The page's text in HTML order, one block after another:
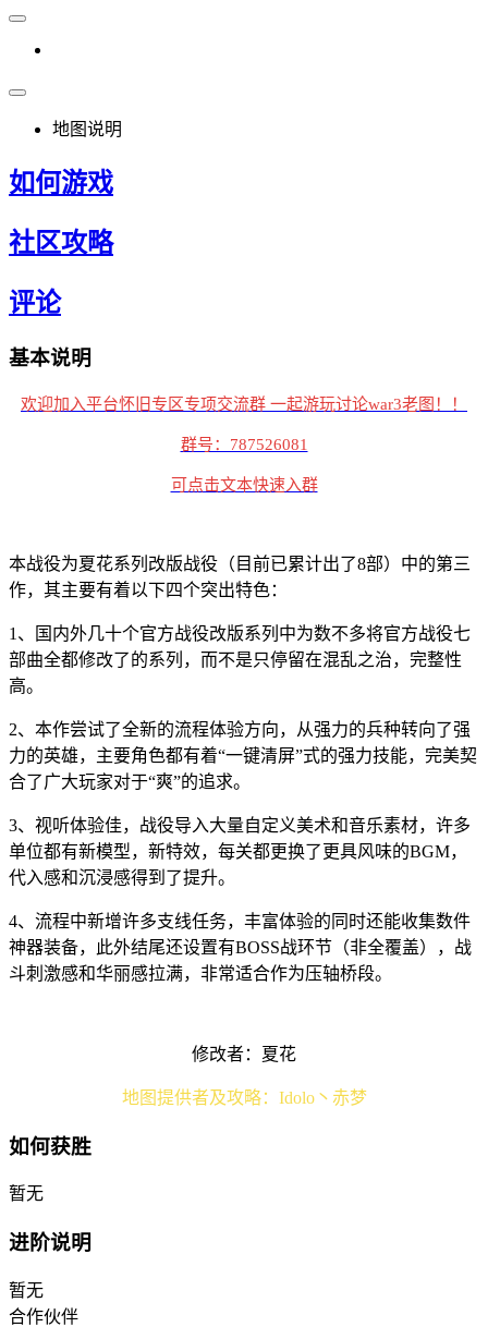
地图说明
如何游戏
社区攻略
评论
基本说明
欢迎加入平台怀旧专区专项交流群 一起游玩讨论war3老图！！
群号：787526081
可点击文本快速入群
本战役为夏花系列改版战役（目前已累计出了8部）中的第三
作，其主要有着以下四个突出特色：
1、国内外几十个官方战役改版系列中为数不多将官方战役七
部曲全都修改了的系列，而不是只停留在混乱之治，完整性
高。
2、本作尝试了全新的流程体验方向，从强力的兵种转向了强
力的英雄，主要角色都有着“一键清屏”式的强力技能，完美契
合了广大玩家对于“爽”的追求。
3、视听体验佳，战役导入大量自定义美术和音乐素材，许多
单位都有新模型，新特效，每关都更换了更具风味的BGM，
代入感和沉浸感得到了提升。
4、流程中新增许多支线任务，丰富体验的同时还能收集数件
神器装备，此外结尾还设置有BOSS战环节（非全覆盖），战
斗刺激感和华丽感拉满，非常适合作为压轴桥段。
修改者：夏花
地图提供者及攻略：Idolo丶赤梦
如何获胜
暂无
进阶说明
暂无
合作伙伴